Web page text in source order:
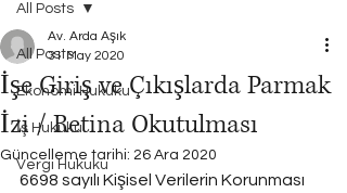
All Posts
Ekonomi Hukuku
İş Hukuku
Vergi Hukuku
All Posts
İşe Giriş ve Çıkışlarda Parmak
İzi / Retina Okutulması
Av. Arda Aşık
31 May 2020
Güncelleme tarihi: 26 Ara 2020
6698 sayılı Kişisel Verilerin Korunması